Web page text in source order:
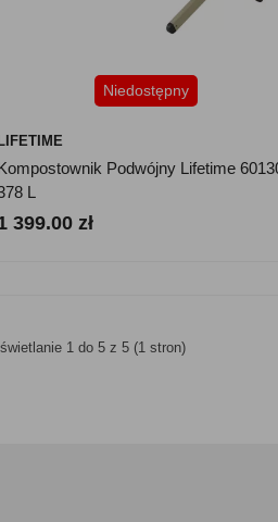
Niedostępny
LIFETIME
Podwójny Lifetime
L
399.00 zł
1 do 5 z 5 (1 stron)